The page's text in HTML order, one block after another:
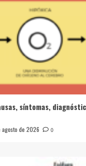
síntomas,
agosto de 2026 0